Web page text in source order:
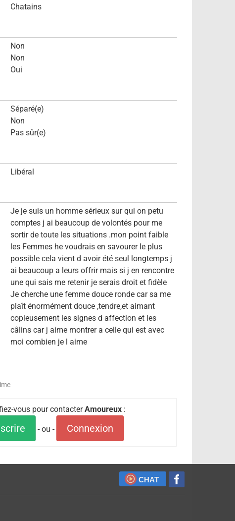
Chatains
Non
Non
Oui
Séparé(e)
Non
Pas sûr(e)
Libéral
Je je suis un homme sérieux sur qui on petu
comptes j ai beaucoup de volontés pour me
sortir de toute les situations .mon point faible
les Femmes he voudrais en savourer le plus
possible cela vient d avoir été seul longtemps j
ai beaucoup a leurs offrir mais si j en rencontre
une qui sais me retenir je serais droit et fidèle
Je cherche une femme douce ronde car sa me
plaît énormément douce ,tendre,et aimant
copieusement les signes d affection et les
câlins car j aime montrer a celle qui est avec
moi combien je l aime
vous pour contacterAmoureux:
- ou - Connexion
CHAT